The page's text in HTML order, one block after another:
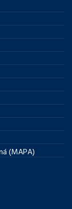
(MAPA)